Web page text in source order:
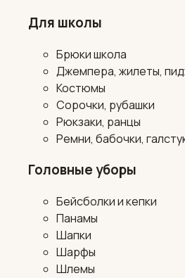
Для школы
Брюки школа
Джемпера, жилеты,
Костюмы
Сорочки, рубашки
Рюкзаки, ранцы
Ремни, бабочки,
Головные уборы
Бейсболки и кепки
Панамы
Шапки
Шарфы
Шлемы